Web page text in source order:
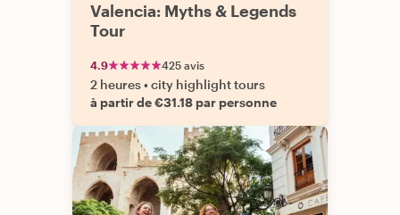
Valencia: Myths & Legends
Tour
4.9 425 avis
2 heures•city highlight tours
à partir de €31.18 par personne